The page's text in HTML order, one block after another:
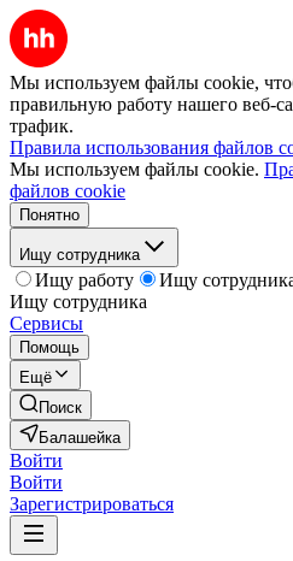
Мы используем файлы cookie,
правильную работу нашего веб-
трафик.
Правила использования файлов
Мы используем файлы cookie.
файлов cookie
Понятно
Ищу сотрудника
Ищу работу
Ищу
Ищу сотрудника
Сервисы
Помощь
Ещё
Поиск
Балашейка
Войти
Войти
Зарегистрироваться